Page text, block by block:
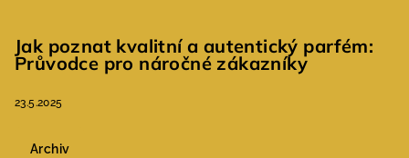
Jak poznat kvalitní a autentický parfém:
Průvodce pro náročné zákazníky
23.5.2025
Archiv